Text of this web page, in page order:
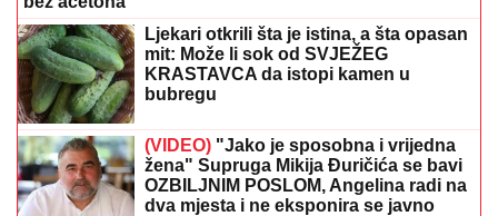
Ljekari otkrili šta je istina, a šta opasan
mit: Može li sok od SVJEŽEG
KRASTAVCA da istopi kamen u
bubregu
(VIDEO) "Jako je sposobna i vrijedna
žena" Supruga Mikija Đuričića se bavi
OZBILJNIM POSLOM, Angelina radi na
dva mjesta i ne eksponira se javno